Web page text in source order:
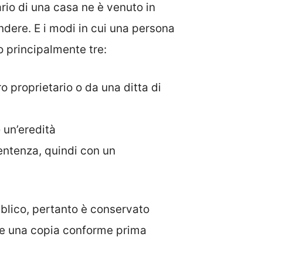
di una casa ne è venuto in
E i modi in cui una persona
principalmente tre:
proprietario o da una ditta di
quindi con un
pertanto è conservato
una copia conforme prima